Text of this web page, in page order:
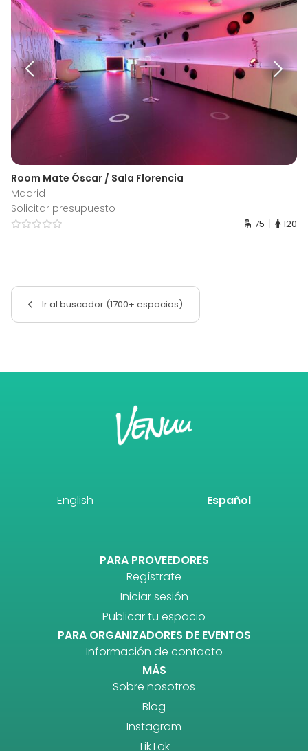
Room Mate Óscar / Sala Florencia
Madrid
Solicitar presupuesto
75 120
Ir al buscador (1700+ espacios)
English Español
PARA PROVEEDORES
Regístrate
Iniciar sesión
Publicar tu espacio
PARA ORGANIZADORES DE EVENTOS
Información de contacto
MÁS
Sobre nosotros
Blog
Instagram
TikTok